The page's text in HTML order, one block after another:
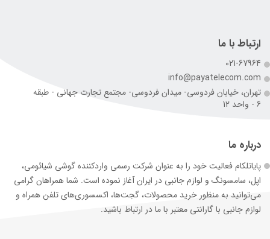
ارتباط با ما
021-67964
info@payatelecom.com
تهران، خیابان فردوسی- میدان فردوسی- مجتمع تجارت جهانی - طبقه
6 - واحد 12
درباره ما
پایاتلکام فعالیت خود را به عنوان شرکت رسمی وارد‌کننده گوشی شیائومی،
اپل، سامسونگ و لوازم جانبی در ایران آغاز نموده است. شما همراهان گرامی
می‌توانید به منظور خرید محصولات، گجت‌ها، اکسسوری‌های تلفن همراه و
لوازم جانبی با گارانتی معتبر با ما در ارتباط باشید.